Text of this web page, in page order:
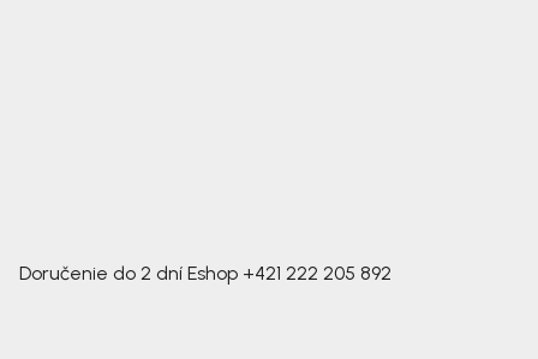
Doručenie do 2 dní Eshop +421 222 205 892